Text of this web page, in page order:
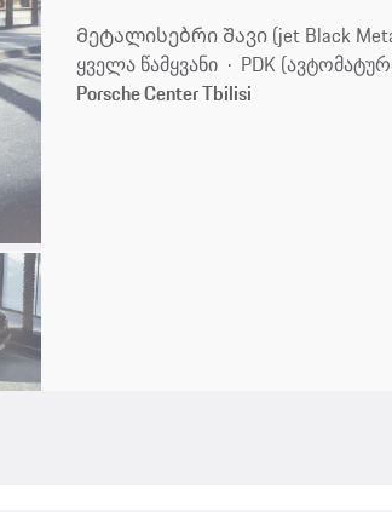
Მეტალისებრი Შავი (jet Black
ყველა წამყვანი
PDK
Porsche Center Tbilisi